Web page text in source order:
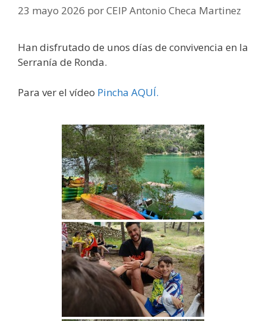
23 mayo 2026 porCEIP Antonio Checa Martinez
Han disfrutado de unos días de convivencia en la
Serranía de Ronda.
Para ver el vídeo Pincha AQUÍ.